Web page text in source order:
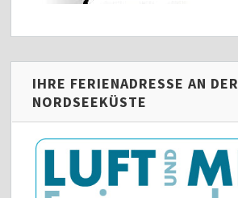
IHRE FERIENADRESSE AN DER
NORDSEEKÜSTE